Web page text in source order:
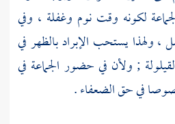
لكونه وقت نوم وغفلة ، وفي
، ولهذا يستحب الإبراد بالظهر في
; ولأن في حضور الجماعة في
في حق الضعفاء .